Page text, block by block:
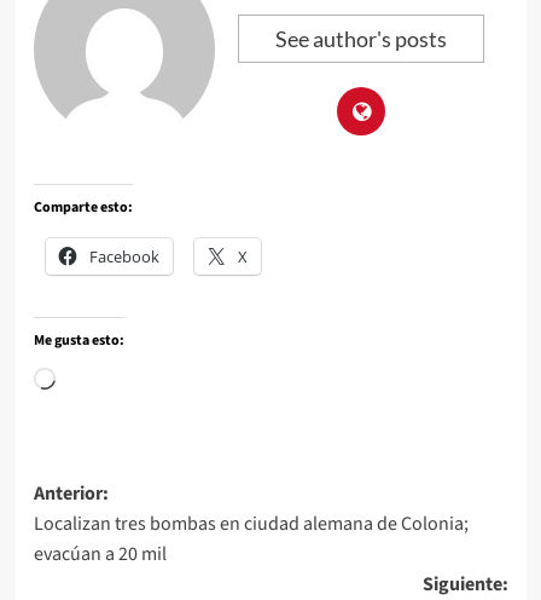
See author's posts
Comparte esto:
Facebook X
Me gusta esto:
Anterior:
Localizan tres bombas en ciudad alemana de Colonia;
evacúan a 20 mil
Siguiente: